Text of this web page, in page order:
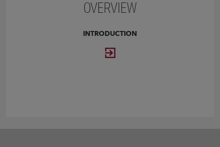
OVERVIEW
INTRODUCTION